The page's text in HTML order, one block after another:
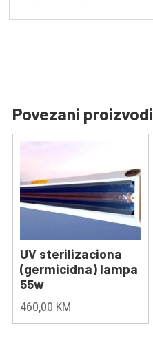
Povezani proizvodi
UV sterilizaciona
(germicidna) lampa
55w
460,00 KM